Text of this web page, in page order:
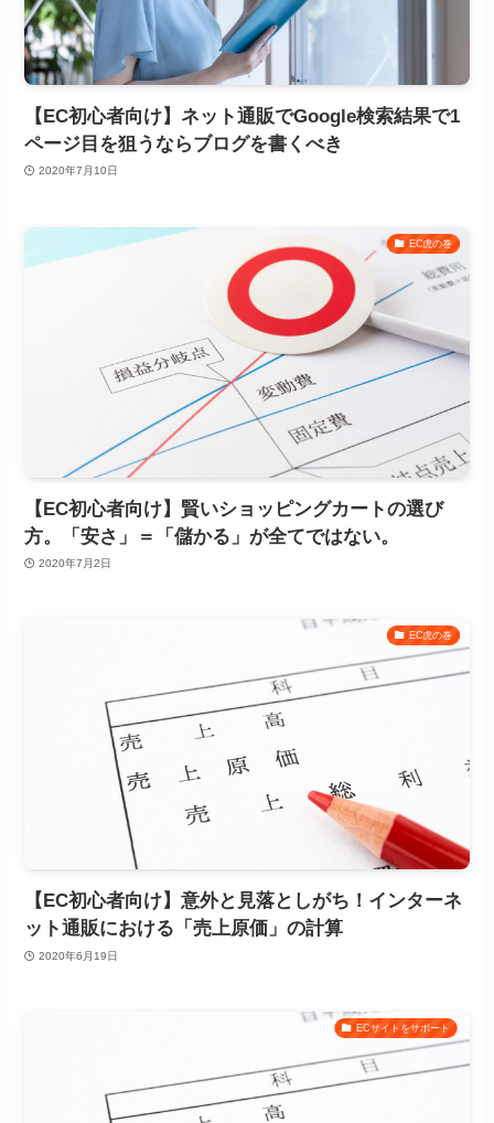
【EC初心者向け】ネット通販でGoogle検索結果で1
ページ目を狙うならブログを書くべき
2020年7月10日
EC虎の巻
【EC初心者向け】賢いショッピングカートの選び
方。「安さ」＝「儲かる」が全てではない。
2020年7月2日
EC虎の巻
【EC初心者向け】意外と見落としがち！インターネ
ット通販における「売上原価」の計算
2020年6月19日
ECサイトをサポート